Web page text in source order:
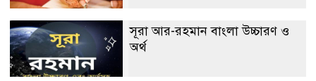
সূরা আর-রহমান বাংলা উচ্চারণ ও
অর্থ